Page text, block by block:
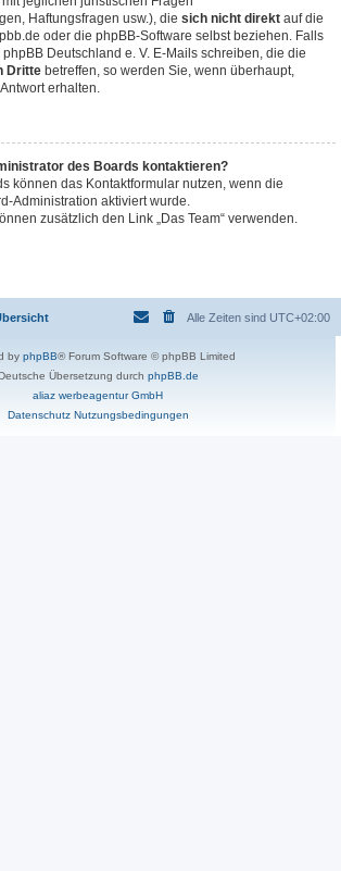
Haftungsfragen usw.), die sich nicht direkt auf die
oder die phpBB-Software selbst beziehen. Falls
Deutschland e. V. E-Mails schreiben, die die
Dritte betreffen, so werden Sie, wenn überhaupt,
erhalten.
des Boards kontaktieren?
können das Kontaktformular nutzen, wenn die
Administration aktiviert wurde.
zusätzlich den Link „Das Team“ verwenden.
Alle Zeiten sind UTC+02:00
by phpBB® Forum Software © phpBB Limited
Übersetzung durch phpBB.de
aliaz werbeagentur GmbH
Datenschutz Nutzungsbedingungen